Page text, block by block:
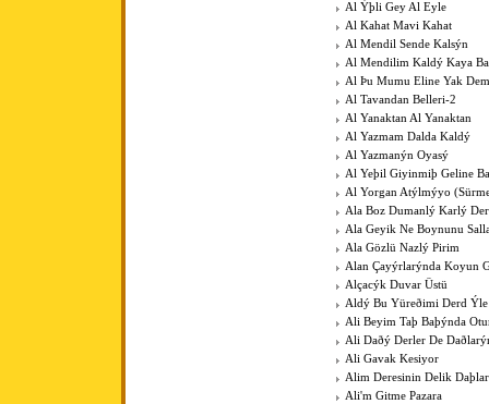
Al Ýþli Gey Al Eyle
Al Kahat Mavi Kahat
Al Mendil Sende Kalsýn
Al Mendilim Kaldý Kaya
Al Þu Mumu Eline Yak
Al Tavandan Belleri-2
Al Yanaktan Al Yanaktan
Al Yazmam Dalda Kaldý
Al Yazmanýn Oyasý
Al Yeþil Giyinmiþ Geline
Al Yorgan Atýlmýyo
Ala Boz Dumanlý Karlý
Ala Geyik Ne Boynunu
Ala Gözlü Nazlý Pirim
Alan Çayýrlarýnda Koyun
Alçacýk Duvar Üstü
Aldý Bu Yüreðimi Derd
Ali Beyim Taþ Baþýnda
Ali Daðý Derler De
Ali Gavak Kesiyor
Alim Deresinin Delik
Ali'm Gitme Pazara